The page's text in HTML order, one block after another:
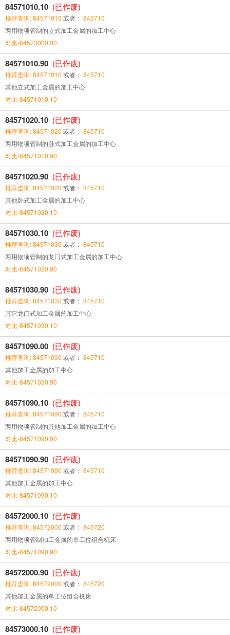
84571010.10 (已作废)
推荐查询: 84571010 或者： 845710
两用物项管制的立式加工金属的加工中心
对比-84573000.00
84571010.90 (已作废)
推荐查询: 84571010 或者： 845710
其他立式加工金属的加工中心
对比-84571010.10
84571020.10 (已作废)
推荐查询: 84571020 或者： 845710
两用物项管制的卧式加工金属的加工中心
对比-84571010.90
84571020.90 (已作废)
推荐查询: 84571020 或者： 845710
其他卧式加工金属的加工中心
对比-84571020.10
84571030.10 (已作废)
推荐查询: 84571030 或者： 845710
两用物项管制的龙门式加工金属的加工中心
对比-84571020.90
84571030.90 (已作废)
推荐查询: 84571030 或者： 845710
其它龙门式加工金属的加工中心
对比-84571030.10
84571090.00 (已作废)
推荐查询: 84571090 或者： 845710
其他加工金属的加工中心
对比-84571030.90
84571090.10 (已作废)
推荐查询: 84571090 或者： 845710
两用物项管制的其他加工金属的加工中心
对比-84571090.00
84571090.90 (已作废)
推荐查询: 84571090 或者： 845710
其他加工金属的加工中心
对比-84571090.10
84572000.10 (已作废)
推荐查询: 84572000 或者： 845720
两用物项管制加工金属的单工位组合机床
对比-84571090.90
84572000.90 (已作废)
推荐查询: 84572000 或者： 845720
其他加工金属的单工位组合机床
对比-84572000.10
84573000.10 (已作废)